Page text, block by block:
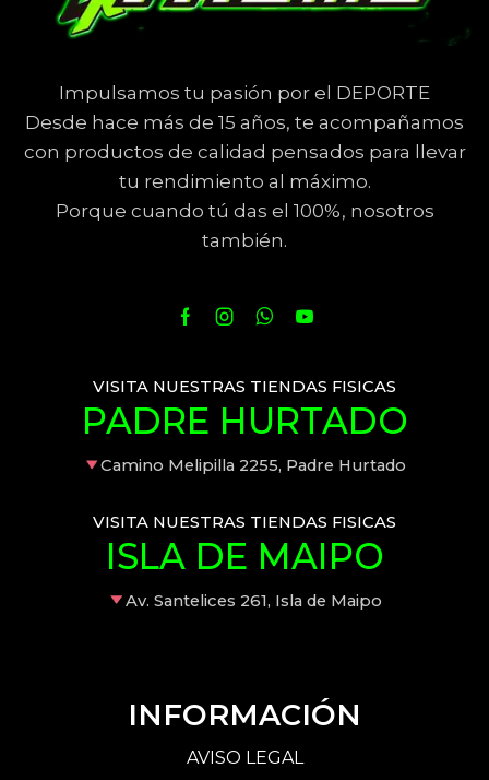
Impulsamos tu pasión por el DEPORTE
Desde hace más de 15 años, te acompañamos
con productos de calidad pensados para llevar
tu rendimiento al máximo.
Porque cuando tú das el 100%, nosotros
también.
VISITA NUESTRAS TIENDAS FISICAS
PADRE HURTADO
Camino Melipilla 2255, Padre Hurtado
VISITA NUESTRAS TIENDAS FISICAS
ISLA DE MAIPO
Av. Santelices 261, Isla de Maipo
INFORMACIÓN
AVISO LEGAL